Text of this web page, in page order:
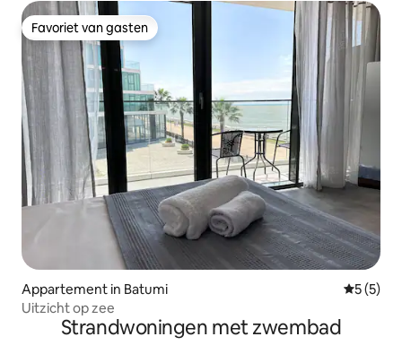
Favoriet van gasten
Favoriet van gasten
Appartement in Batumi
5 (5)
Uitzicht op zee
Strandwoningen met zwembad